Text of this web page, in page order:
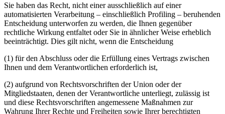
Sie haben das Recht, nicht einer ausschließlich auf einer
automatisierten Verarbeitung – einschließlich Profiling – beruhenden
Entscheidung unterworfen zu werden, die Ihnen gegenüber
rechtliche Wirkung entfaltet oder Sie in ähnlicher Weise erheblich
beeinträchtigt. Dies gilt nicht, wenn die Entscheidung
(1) für den Abschluss oder die Erfüllung eines Vertrags zwischen
Ihnen und dem Verantwortlichen erforderlich ist,
(2) aufgrund von Rechtsvorschriften der Union oder der
Mitgliedstaaten, denen der Verantwortliche unterliegt, zulässig ist
und diese Rechtsvorschriften angemessene Maßnahmen zur
Wahrung Ihrer Rechte und Freiheiten sowie Ihrer berechtigten